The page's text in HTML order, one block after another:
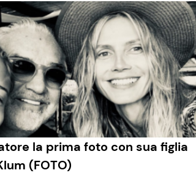
la prima foto con sua figlia
(FOTO)